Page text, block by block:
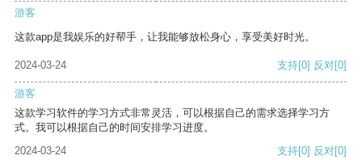
游客
这款app是我娱乐的好帮手，让我能够放松身心，享受美好时光。
2024-03-24 支持[0] 反对[0]
游客
这款学习软件的学习方式非常灵活，可以根据自己的需求选择学习方
式。我可以根据自己的时间安排学习进度。
2024-03-24
支持[0] 反对[0]